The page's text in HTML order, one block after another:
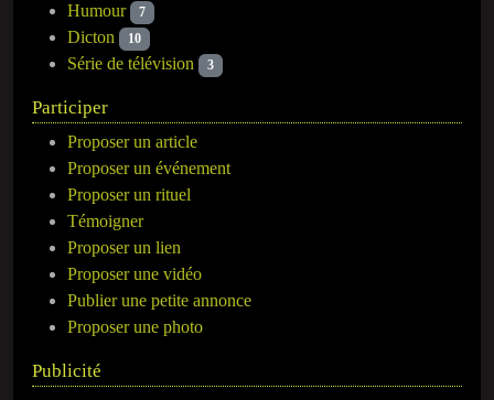
Humour 7
Dicton 10
Série de télévision 3
Participer
Proposer un article
Proposer un événement
Proposer un rituel
Témoigner
Proposer un lien
Proposer une vidéo
Publier une petite annonce
Proposer une photo
Publicité